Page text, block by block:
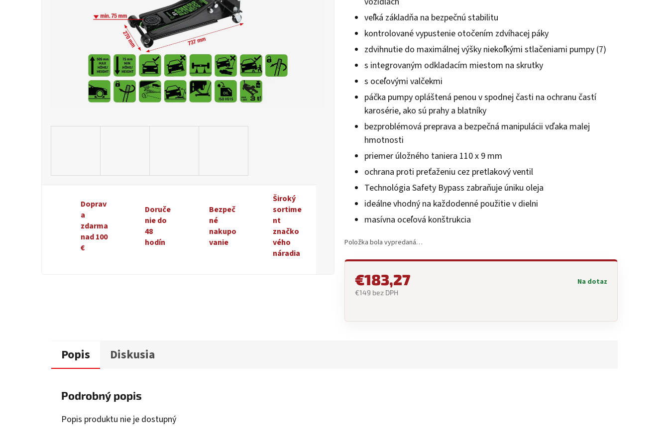
Doprav
a
zdarma
nad 100
€
Doruče
nie do
48
hodín
Bezpeč
né
nakupo
vanie
Široký
sortime
nt
značko
vého
náradia
hviezdičiek.veľká základňa na bezpečnú stabilitu
kontrolované vypustenie otočením zdvíhacej páky
zdvihnutie do maximálnej výšky niekoľkými stlačeniami pumpy (7)
s integrovaným odkladacím miestom na skrutky
s oceľovými valčekmi
páčka pumpy opláštená penou v spodnej časti na ochranu častí
karosérie, ako sú prahy a blatníky
bezproblémová preprava a bezpečná manipulácii vďaka malej
hmotnosti
priemer úložného taniera 110 x 9 mm
ochrana proti preťaženiu cez pretlakový ventil
Technológia Safety Bypass zabraňuje úniku oleja
ideálne vhodný na každodenné použitie v dielni
masívna oceľová konštrukcia
Položka bola vypredaná…
€183,27
€149 bez DPH
Na dotaz
Popis Diskusia
Podrobný popis
Popis produktu nie je dostupný